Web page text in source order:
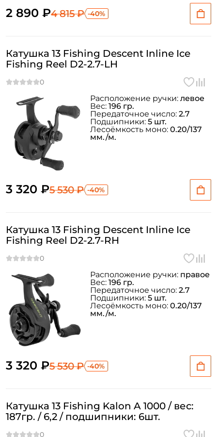
2 890 ₽4 815 ₽ -40%
Катушка 13 Fishing Descent Inline Ice
Fishing Reel D2-2.7-LH
3 320 ₽5 530 ₽ -40%
Расположение ручки: левое
Вес: 196 гр.
Передаточное число: 2.7
Подшипники: 5 шт.
Лесоёмкость моно: 0.20/137
мм./м.
Катушка 13 Fishing Descent Inline Ice
Fishing Reel D2-2.7-RH
3 320 ₽5 530 ₽ -40%
Расположение ручки: правое
Вес: 196 гр.
Передаточное число: 2.7
Подшипники: 5 шт.
Лесоёмкость моно: 0.20/137
мм./м.
Катушка 13 Fishing Kalon A 1000 / вес:
187гр. / 6,2 / подшипники: 6шт.